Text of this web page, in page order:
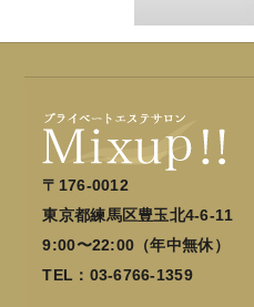
〒176-0012
東京都練馬区豊玉北4-6-11
9:00〜22:00（年中無休）
TEL：03-6766-1359